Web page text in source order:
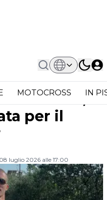
MOTOCROSS IN
Mondiale MXGP
lontano,
per il
luglio 2026 alle 17:00